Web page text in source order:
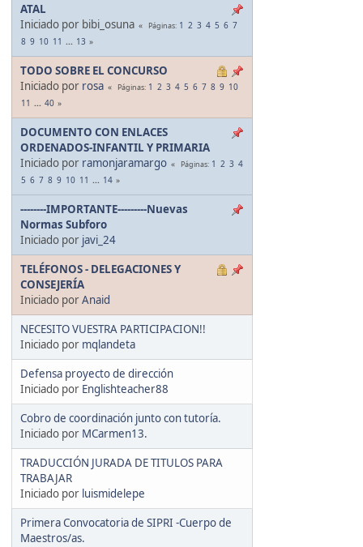
ATAL
Iniciado por bibi_osuna
Páginas 1 2 3 4 5 6 7
8 9 10 11 ... 13
TODO SOBRE EL CONCURSO
Iniciado por rosa Páginas 1 2 3 4 5 6 7 8 9 10
11 ... 40
DOCUMENTO CON ENLACES
ORDENADOS-INFANTIL Y PRIMARIA
Iniciado por ramonjaramargo Páginas 1 2 3 4
5 6 7 8 9 10 11 ... 14
--------IMPORTANTE---------Nuevas
Normas Subforo
Iniciado por javi_24
TELÉFONOS - DELEGACIONES Y
CONSEJERÍA
Iniciado porAnaid
NECESITO VUESTRA PARTICIPACION!!
Iniciado por mqlandeta
Defensa proyecto de dirección
Iniciado por Englishteacher88
Cobro de coordinación junto con tutoría.
Iniciado por MCarmen13.
TRADUCCIÓN JURADA DE TITULOS PARA
TRABAJAR
Iniciado por luismidelepe
Primera Convocatoria de SIPRI -Cuerpo de
Maestros/as.